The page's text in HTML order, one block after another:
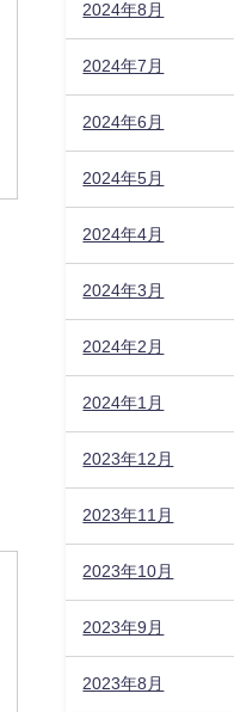
2024年8月
2024年7月
2024年6月
2024年5月
2024年4月
2024年3月
2024年2月
2024年1月
2023年12月
2023年11月
2023年10月
2023年9月
2023年8月